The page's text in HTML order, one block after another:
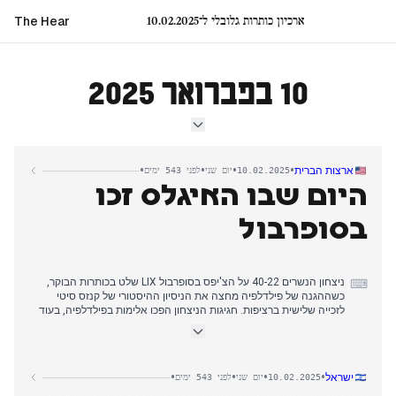
The Hear ארכיון כותרות גלובלי ל־10.02.2025
10 בפברואר 2025
ארצות הברית•
10.02.2025
•יום שני•לפני 543 ימים •
היום שבו האיגלס זכו
בסופרבול
⌨
ניצחון הנשרים 40-22 על הצ'יפס בסופרבול LIX שלט בכותרות הבוקר,
כשההגנה של פילדלפיה מחצה את הניסיון ההיסטורי של קנזס סיטי
לזכייה שלישית ברציפות. חגיגות הניצחון הפכו אלימות בפילדלפיה, בעוד
מכשולים משפטיים כאשר שלושה שופטים פדרליים חסמו ניסיונות
ישראל•
10.02.2025
•יום שני•לפני 543 ימים •